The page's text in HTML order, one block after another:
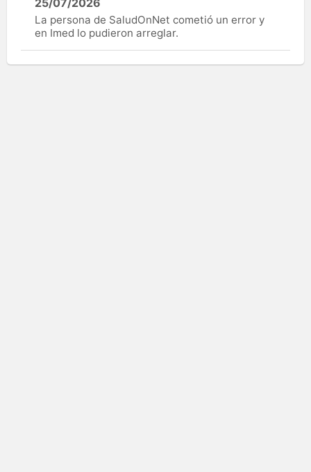
La persona de SaludOnNet cometió un error y
en Imed lo pudieron arreglar.